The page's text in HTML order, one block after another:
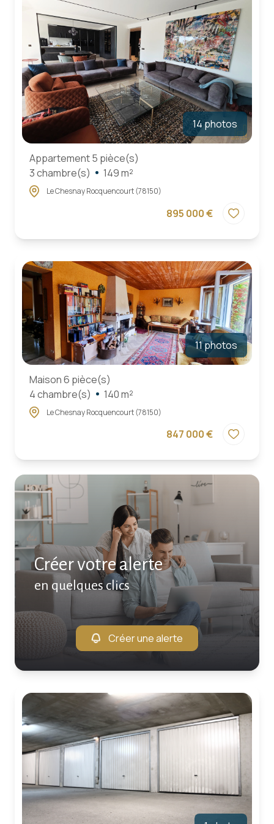
contacter
14 photos
Appartement 5 pièce(s)
3 chambre(s)
149 m²
Le Chesnay Rocquencourt (78150)
895 000 €
11 photos
Maison 6 pièce(s)
4 chambre(s)
140 m²
Le Chesnay Rocquencourt (78150)
847 000 €
Créer votre alerte
en quelques clics
Créer une alerte